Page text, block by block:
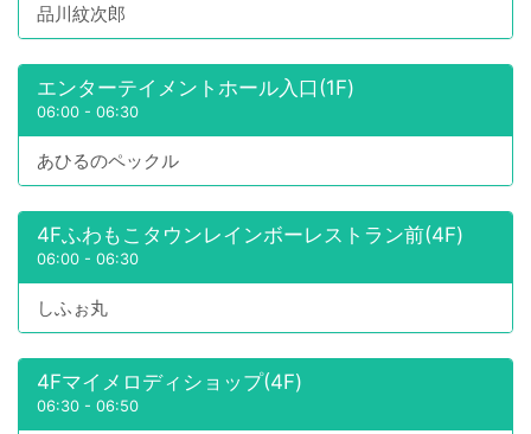
品川紋次郎
エンターテイメントホール入口(1F)
06:00 - 06:30
あひるのペックル
4Fふわもこタウンレインボーレストラン前(4F)
06:00 - 06:30
しふぉ丸
4Fマイメロディショップ(4F)
06:30 - 06:50